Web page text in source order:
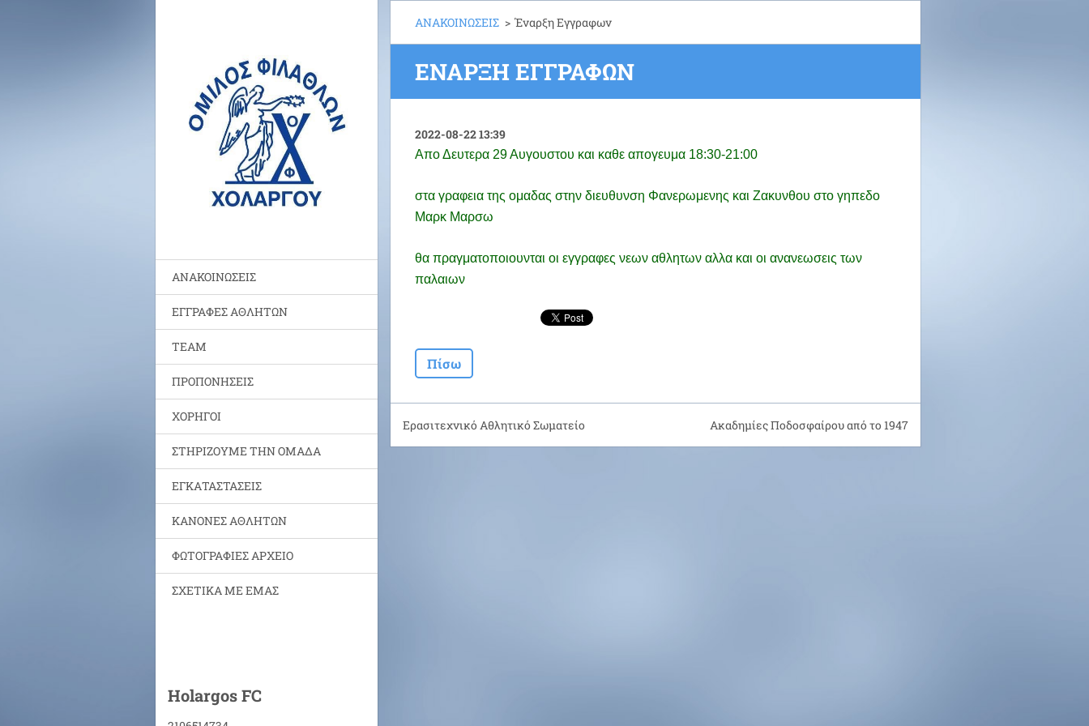
ΑΝΑΚΟΙΝΩΣΕΙΣ
ΕΓΓΡΑΦΕΣ ΑΘΛΗΤΩΝ
TEAM
ΠΡΟΠΟΝΗΣΕΙΣ
ΧΟΡΗΓΟΙ
ΣΤΗΡΙΖΟΥΜΕ ΤΗΝ ΟΜΑΔΑ
ΕΓΚΑΤΑΣΤΑΣΕΙΣ
ΚΑΝΟΝΕΣ ΑΘΛΗΤΩΝ
ΦΩΤΟΓΡΑΦΙΕΣ ΑΡΧΕΙΟ
ΣΧΕΤΙΚΑ ΜΕ ΕΜΑΣ
Holargos FC
ΑΝΑΚΟΙΝΩΣΕΙΣ > Έναρξη Εγγραφων
ΈΝΑΡΞΗ ΕΓΓΡΑΦΩΝ
2022-08-22 13:39
Απο Δευτερα 29 Αυγουστου και καθε απογευμα 18:30-21:00
στα γραφεια της ομαδας στην διευθυνση Φανερωμενης και Ζακυνθου στο γηπεδο
Μαρκ Μαρσω
θα πραγματοποιουνται οι εγγραφες νεων αθλητων αλλα και οι ανανεωσεις των
παλαιων
Πίσω
Ερασιτεχνικό Αθλητικό Σωματείο Ακαδημίες Ποδοσφαίρου από το 1947